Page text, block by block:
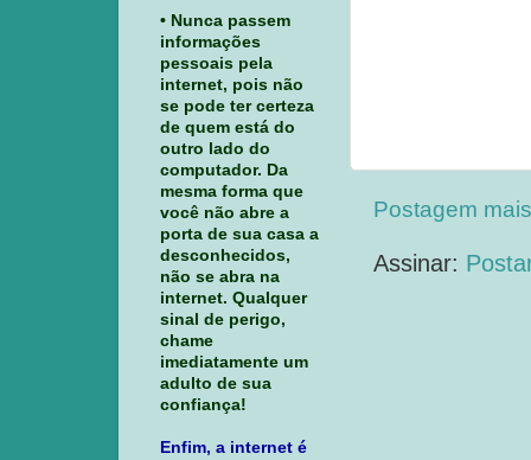
Postagem
Assinar:
• Nunca passem
informações
pessoais pela
internet, pois não
se pode ter certeza
de quem está do
outro lado do
computador. Da
mesma forma que
você não abre a
porta de sua casa a
desconhecidos,
não se abra na
internet. Qualquer
sinal de perigo,
chame
imediatamente um
adulto de sua
confiança!
Enfim, a internet é